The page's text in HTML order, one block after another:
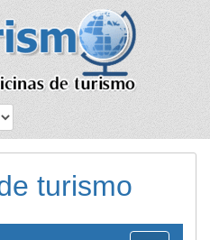
turismo